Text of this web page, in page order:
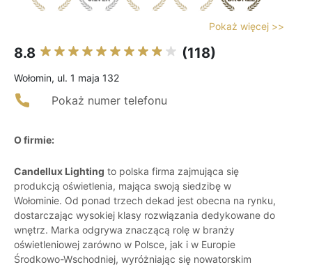
Pokaż więcej >>
8.8 (118)
Wołomin, ul. 1 maja 132
Pokaż numer telefonu
O firmie:
Candellux Lighting to polska firma zajmująca się
produkcją oświetlenia, mająca swoją siedzibę w
Wołominie. Od ponad trzech dekad jest obecna na rynku,
dostarczając wysokiej klasy rozwiązania dedykowane do
wnętrz. Marka odgrywa znaczącą rolę w branży
oświetleniowej zarówno w Polsce, jak i w Europie
Środkowo-Wschodniej, wyróżniając się nowatorskim